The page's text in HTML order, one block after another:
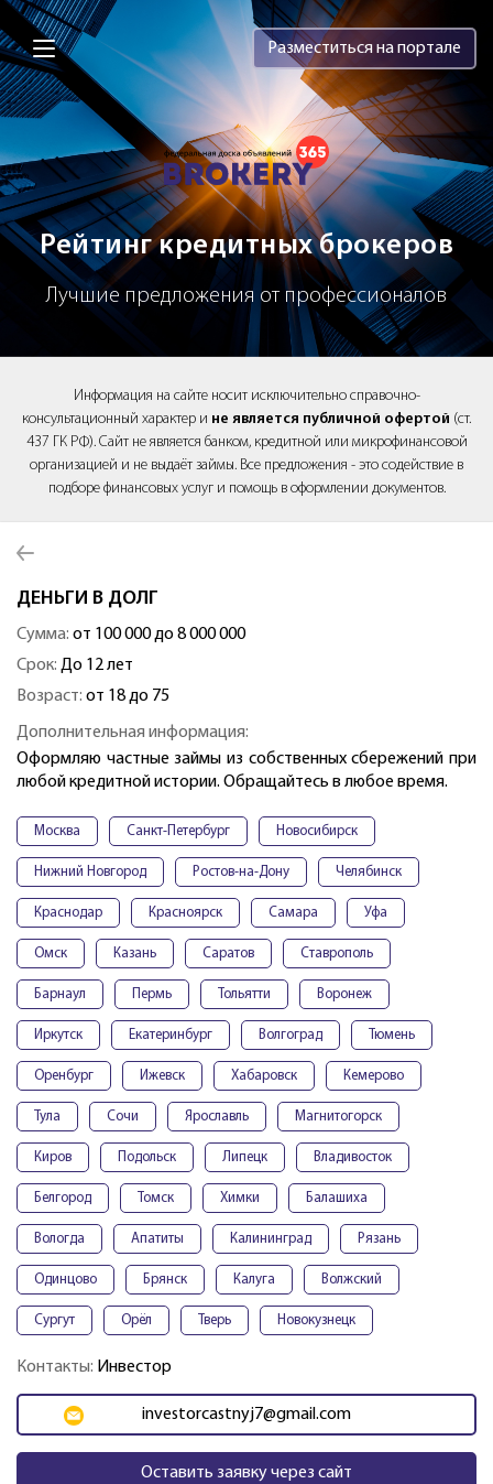
Brokery365 - Рейтинг кредитных
Разместиться на портале
Рейтинг кредитных брокеров
Лучшие предложения от профессионалов
Информация на сайте носит исключительно справочно-
консультационный характер и не является публичной офертой (ст.
437 ГК РФ). Сайт не является банком, кредитной или микрофинансовой
организацией и не выдаёт займы. Все предложения - это содействие в
подборе финансовых услуг и помощь в оформлении документов.
ДЕНЬГИ В ДОЛГ
Сумма: от 100 000 до 8 000 000
Срок: До 12 лет
Возраст: от 18 до 75
Дополнительная информация:
Оформляю частные займы из собственных сбережений при
любой кредитной истории. Обращайтесь в любое время.
Москва Санкт-Петербург Новосибирск
Нижний Новгород Ростов-на-Дону Челябинск
Краснодар Красноярск Самара Уфа
Омск Казань Саратов Ставрополь
Барнаул Пермь Тольятти Воронеж
Иркутск Екатеринбург Волгоград Тюмень
Оренбург Ижевск Хабаровск Кемерово
Тула Сочи Ярославль Магнитогорск
Киров Подольск Липецк Владивосток
Белгород Томск Химки Балашиха
Вологда Апатиты Калининград Рязань
Одинцово Брянск Калуга Волжский
Сургут Орёл Тверь Новокузнецк
Контакты: Инвестор
investorcastnyj7@gmail.com
Оставить заявку через сайт